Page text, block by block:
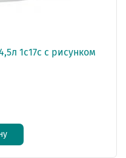
1с17с с рисунком